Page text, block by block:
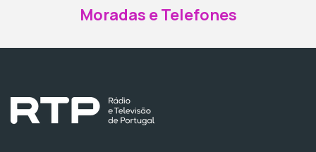
Moradas e Telefones